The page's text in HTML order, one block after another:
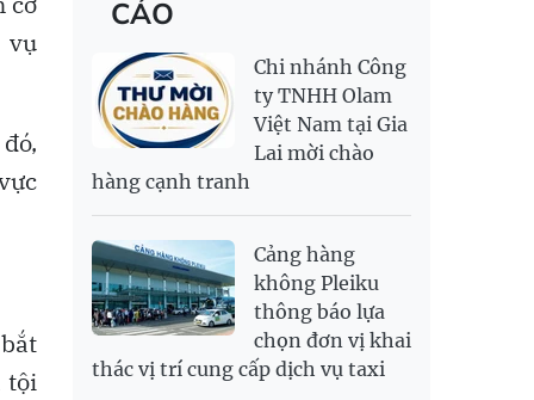
vụ
tội
MYR
NOK
RUB
307.79
340.71
SAR
6,944.19
7,243.07
2,709.1
2,823.98
SGD
USD
26,010 26,040 26,420
RỒNG THĂNG
PNJ 138,500,000142,500,000
CÁO
Chi nhánh Công
ty TNHH Olam
Việt Nam tại Gia
Lai mời chào
hàng cạnh tranh
Cảng hàng
không Pleiku
thông báo lựa
chọn đơn vị khai
thác vị trí cung cấp dịch vụ taxi